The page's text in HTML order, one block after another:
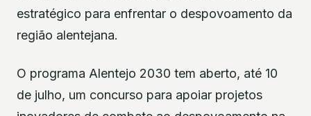
estratégico para enfrentar o despovoamento da
região alentejana.
O programa Alentejo 2030 tem aberto, até 10
de julho, um concurso para apoiar projetos